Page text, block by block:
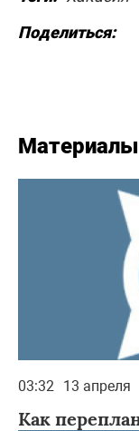
Поделиться:
03:32 13 апреля
Как